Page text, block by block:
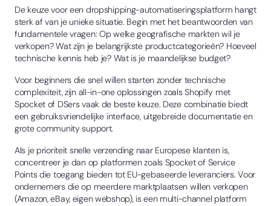
De keuze voor een dropshipping-automatiseringsplatform hangt
sterk af van je unieke situatie. Begin met het beantwoorden van
fundamentele vragen: Op welke geografische markten wil je
verkopen? Wat zijn je belangrijkste productcategorieën? Hoeveel
technische kennis heb je? Wat is je maandelijkse budget?
Voor beginners die snel willen starten zonder technische
complexiteit, zijn all-in-one oplossingen zoals Shopify met
Spocket of DSers vaak de beste keuze. Deze combinatie biedt
een gebruiksvriendelijke interface, uitgebreide documentatie en
grote community support.
Als je prioriteit snelle verzending naar Europese klanten is,
concentreer je dan op platformen zoals Spocket of Service
Points die toegang bieden tot EU-gebaseerde leveranciers. Voor
ondernemers die op meerdere marktplaatsen willen verkopen
(Amazon, eBay, eigen webshop), is een multi-channel platform